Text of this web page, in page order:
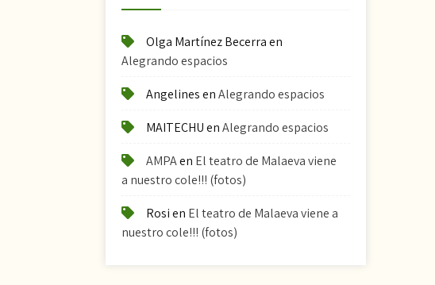
Olga Martínez Becerraen
Alegrando espacios
AngelinesenAlegrando espacios
MAITECHUenAlegrando espacios
AMPAen El teatro de Malaeva viene
a nuestro cole!!! (fotos)
Rosien El teatro de Malaeva viene a
nuestro cole!!! (fotos)